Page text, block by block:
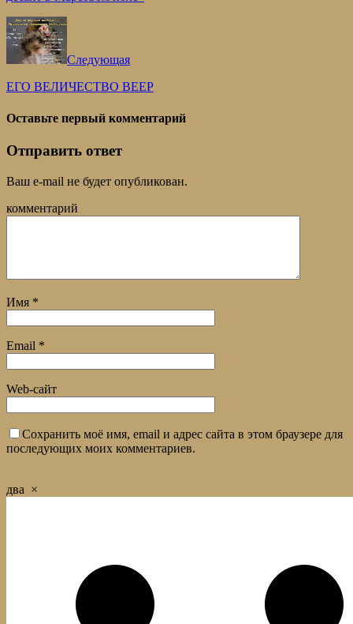
Следующая
ЕГО ВЕЛИЧЕСТВО ВЕЕР
Оставьте первый комментарий
Отправить ответ
Ваш e-mail не будет опубликован.
комментарий
Имя *
Email *
Web-сайт
Сохранить моё имя, email и адрес сайта в этом браузере для
последующих моих комментариев.
два ×